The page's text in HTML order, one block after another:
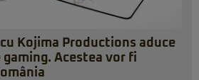
Kojima Productions aduce
Acestea vor fi